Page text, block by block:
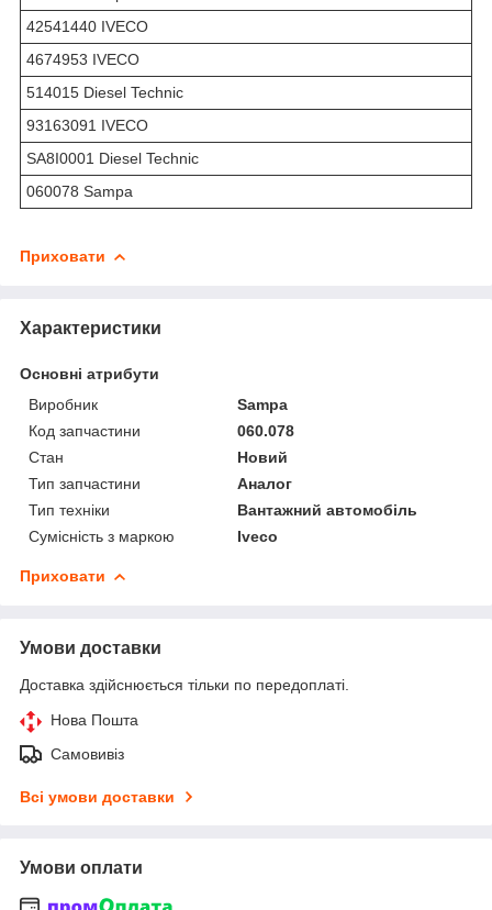
42541440 IVECO
4674953 IVECO
514015 Diesel Technic
93163091 IVECO
SA8I0001 Diesel Technic
060078 Sampa
Приховати
Характеристики
Основні атрибути
Виробник
Sampa
Код запчастини
060.078
Стан
Новий
Тип запчастини
Аналог
Тип техніки
Вантажний автомобіль
Сумісність з маркою
Iveco
Приховати
Умови доставки
Доставка здійснюється тільки по передоплаті.
Нова Пошта
Самовивіз
Всі умови доставки
Умови оплати